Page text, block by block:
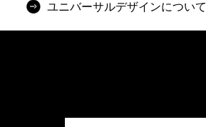
ユニバーサルデザインについて